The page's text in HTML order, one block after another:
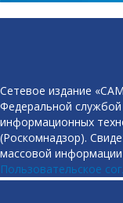
Сетевое издание
Федеральной
информационных
(Роскомнадзор).
массовой
Пользовательское